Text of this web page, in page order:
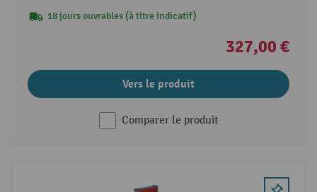
18 jours ouvrables (à titre indicatif)
327,00 €
Vers le produit
Comparer le produit